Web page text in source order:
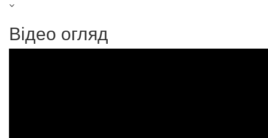
Відео огляд